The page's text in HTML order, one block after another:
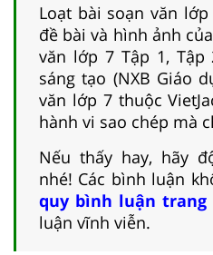
Loạt bài soạn văn
đề bài và hình ảnh
văn lớp 7 Tập 1,
sáng tạo (NXB Giáo
văn lớp 7 thuộc
hành vi sao chép mà
Nếu thấy hay, hãy
nhé! Các bình luận
quy bình luận trang
luận vĩnh viễn.